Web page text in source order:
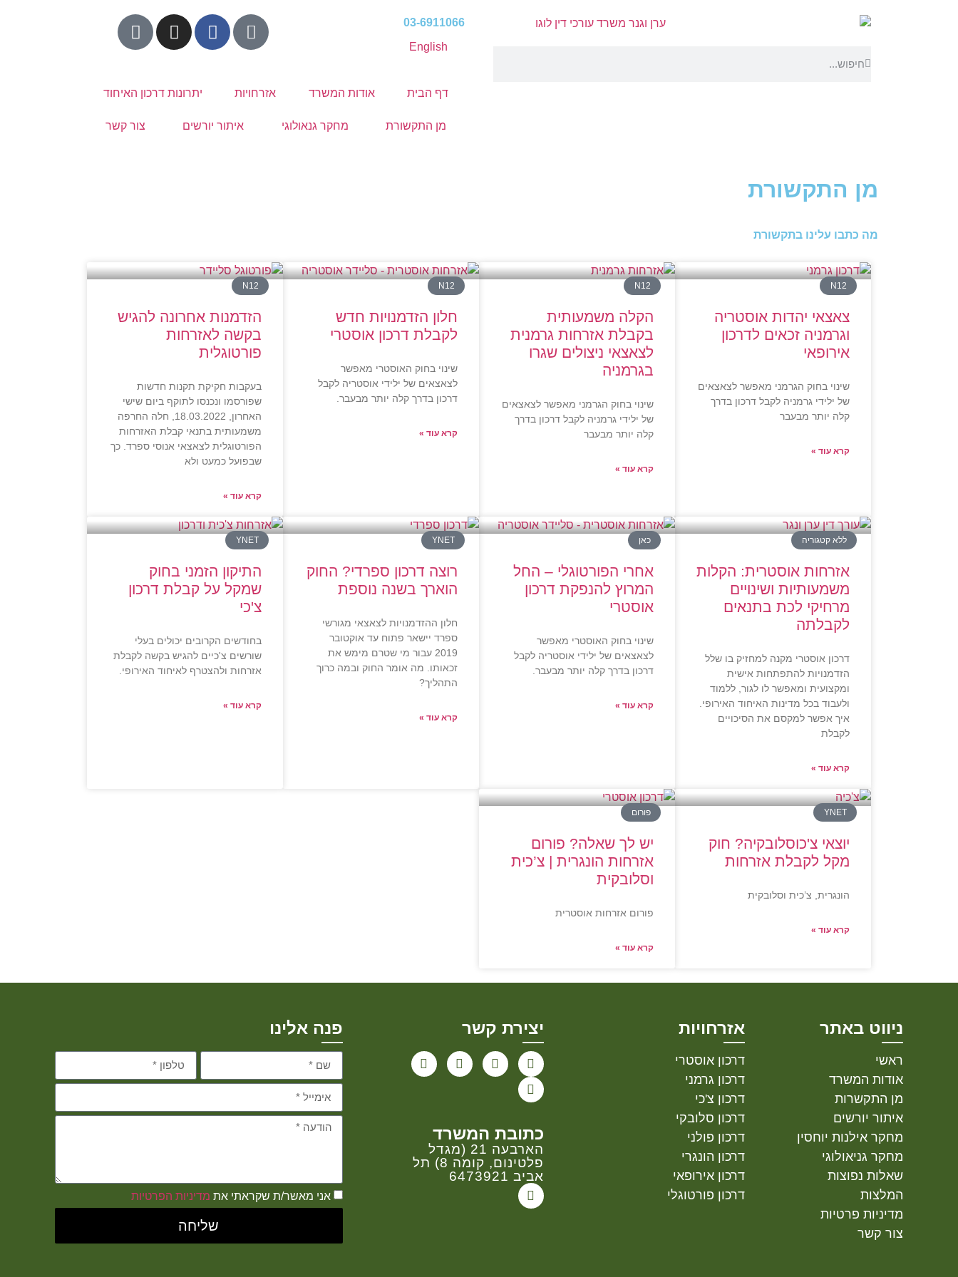
03-6911066
English
דף הבית אודות המשרד אזרחויות יתרונות דרכון האיחוד
מן התקשורת מחקר גנאולוגי איתור יורשים צור קשר
מן התקשורת
מה כתבו עלינו בתקשורת
N12
צאצאי יהדות אוסטריה
וגרמניה זכאים לדרכון
אירופאי
שינוי בחוק הגרמני מאפשר לצאצאים
של ילידי גרמניה לקבל דרכון בדרך
קלה יותר מבעבר
קרא עוד »
N12
הקלה משמעותית
בקבלת אזרחות גרמנית
לצאצאי ניצולים שגרו
בגרמניה
שינוי בחוק הגרמני מאפשר לצאצאים
של ילידי גרמניה לקבל דרכון בדרך
קלה יותר מבעבר
קרא עוד »
N12
חלון הזדמנויות חדש
לקבלת דרכון אוסטרי
שינוי בחוק האוסטרי מאפשר
לצאצאים של ילידי אוסטריה לקבל
דרכון בדרך קלה יותר מבעבר.
קרא עוד »
N12
הזדמנות אחרונה להגיש
בקשה לאזרחות
פורטוגלית
בעקבות חקיקת תקנות חדשות
שפורסמו ונכנסו לתוקף ביום שישי
האחרון, 18.03.2022, חלה החרפה
משמעותית בתנאי קבלת האזרחות
הפורטוגלית לצאצאי אנוסי ספרד. כך
שבפועל כמעט ולא
קרא עוד »
ללא קטגוריה
אזרחות אוסטרית: הקלות
משמעותיות ושינויים
מרחיקי לכת בתנאים
לקבלתה
דרכון אוסטרי מקנה למחזיק בו שלל
הזדמנויות להתפתחות אישית
ומקצועית ומאפשר לו לגור, ללמוד
ולעבוד בכל מדינות האיחוד האירופי.
איך אפשר למקסם את הסיכויים
לקבלת
קרא עוד »
כאן
אחרי הפורטוגלי – החל
המרוץ להנפקת דרכון
אוסטרי
שינוי בחוק האוסטרי מאפשר
לצאצאים של ילידי אוסטריה לקבל
דרכון בדרך קלה יותר מבעבר.
קרא עוד »
YNET
רוצה דרכון ספרדי? החוק
הוארך בשנה נוספת
חלון ההזדמנויות לצאצאי מגורשי
ספרד יישאר פתוח עד אוקטובר
2019 עבור מי שטרם מימש את
זכאותו. מה אומר החוק ובמה כרוך
התהליך?
קרא עוד »
YNET
התיקון הזמני בחוק
שמקל על קבלת דרכון
צ'כי
בחודשים הקרובים יכולים בעלי
שורשים צ'כיים להגיש בקשה לקבלת
אזרחות ולהצטרף לאיחוד האירופי.
קרא עוד »
YNET
יוצאי צ'כוסלובקיה? חוק
מקל לקבלת אזרחות
הונגרית, צ’כית וסלובקית
קרא עוד »
פורום
יש לך שאלה? פורום
אזרחות הונגרית | צ’כית
וסלובקית
פורום אזרחות אוסטרית
קרא עוד »
ניווט באתר
ראשי
אודות המשרד
מן התקשרות
איתור יורשים
מחקר אילנות יוחסין
מחקר גניאולוגי
שאלות נפוצות
המלצות
מדיניות פרטיות
צור קשר
אזרחויות
דרכון אוסטרי
דרכון גרמני
דרכון צ'כי
דרכון סלובקי
דרכון פולני
דרכון הונגרי
דרכון אירופאי
דרכון פורטוגלי
יצירת קשר
כתובת המשרד
הארבעה 21 (מגדל
פלטינום, קומה 8) תל
אביב 6473921
פנה אלינו
אני מאשר/ת שקראתי את מדיניות הפרטיות
שליחה